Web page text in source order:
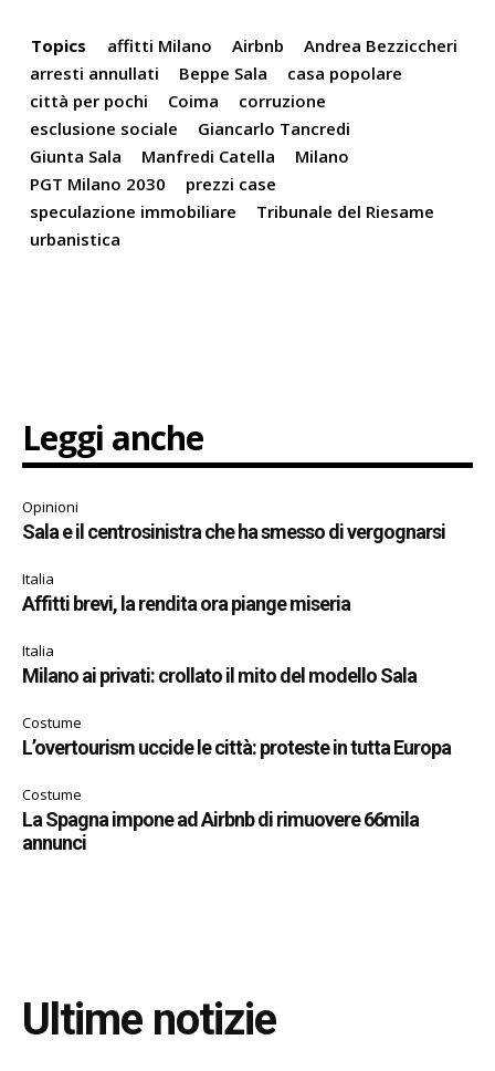
Topics affitti Milano Airbnb
Andrea Bezziccheri
arresti annullati
Beppe Sala
casa popolare
città per pochi
Coima
corruzione
esclusione sociale
Giancarlo Tancredi
Giunta Sala
Manfredi Catella
Milano
PGT Milano 2030
prezzi case
speculazione immobiliare
Tribunale del Riesame
urbanistica
Leggi anche
Opinioni
Sala e il centrosinistra che ha smesso di vergognarsi
Italia
Affitti brevi, la rendita ora piange miseria
Italia
Milano ai privati: crollato il mito del modello Sala
Costume
L’overtourism uccide le città: proteste in tutta Europa
Costume
La Spagna impone ad Airbnb di rimuovere 66mila
annunci
Ultime notizie